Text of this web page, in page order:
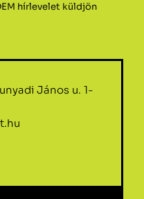
hírlevelet küldjön
János u. 1-